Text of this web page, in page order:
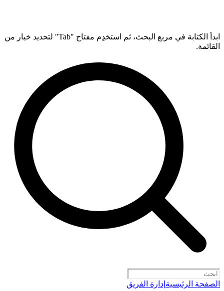
ابدأ الكتابة في مربع البحث، ثم استخدِم مفتاح "Tab" لتحديد خيار من
القائمة.
الصفحة الرئيسية إدارة الفريق